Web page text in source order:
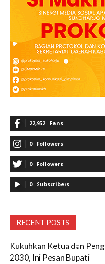
22,952 Fans
0 Followers
0 Followers
0 Subscribers
RECENT POSTS
Kukuhkan Ketua dan
2030, Ini Pesan Bupati